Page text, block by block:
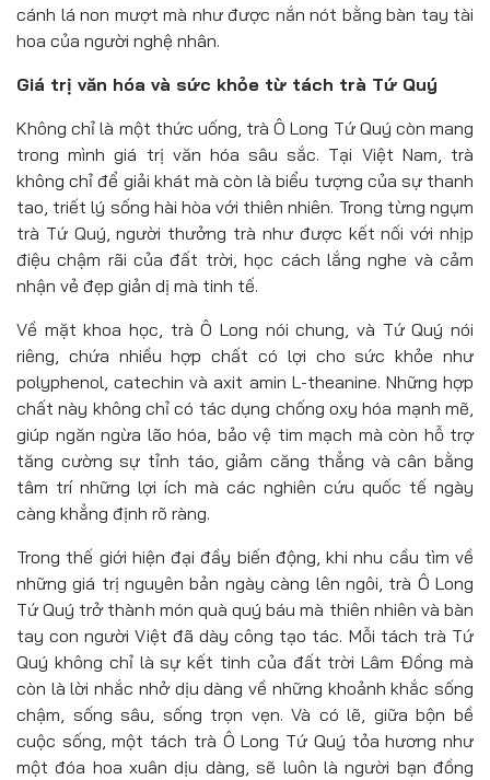
cánh lá non mượt mà như được nắn nót bằng bàn tay tài
hoa của người nghệ nhân.
Giá trị văn hóa và sức khỏe từ tách trà Tứ Quý
Không chỉ là một thức uống, trà Ô Long Tứ Quý còn mang
trong mình giá trị văn hóa sâu sắc. Tại Việt Nam, trà
không chỉ để giải khát mà còn là biểu tượng của sự thanh
tao, triết lý sống hài hòa với thiên nhiên. Trong từng ngụm
trà Tứ Quý, người thưởng trà như được kết nối với nhịp
điệu chậm rãi của đất trời, học cách lắng nghe và cảm
nhận vẻ đẹp giản dị mà tinh tế.
Về mặt khoa học, trà Ô Long nói chung, và Tứ Quý nói
riêng, chứa nhiều hợp chất có lợi cho sức khỏe như
polyphenol, catechin và axit amin L-theanine. Những hợp
chất này không chỉ có tác dụng chống oxy hóa mạnh mẽ,
giúp ngăn ngừa lão hóa, bảo vệ tim mạch mà còn hỗ trợ
tăng cường sự tỉnh táo, giảm căng thẳng và cân bằng
tâm trí những lợi ích mà các nghiên cứu quốc tế ngày
càng khẳng định rõ ràng.
Trong thế giới hiện đại đầy biến động, khi nhu cầu tìm về
những giá trị nguyên bản ngày càng lên ngôi, trà Ô Long
Tứ Quý trở thành món quà quý báu mà thiên nhiên và bàn
tay con người Việt đã dày công tạo tác. Mỗi tách trà Tứ
Quý không chỉ là sự kết tinh của đất trời Lâm Đồng mà
còn là lời nhắc nhở dịu dàng về những khoảnh khắc sống
chậm, sống sâu, sống trọn vẹn. Và có lẽ, giữa bộn bề
cuộc sống, một tách trà Ô Long Tứ Quý tỏa hương như
một đóa hoa xuân dịu dàng, sẽ luôn là người bạn đồng